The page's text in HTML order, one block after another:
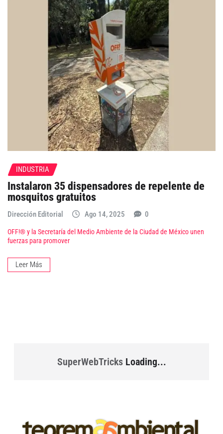
INDUSTRIA
Instalaron 35 dispensadores de repelente de
mosquitos gratuitos
Dirección Editorial Ago 14, 2025 0
OFF!® y la Secretaría del Medio Ambiente de la Ciudad de México unen
fuerzas para promover
Leer Más
SuperWebTricksLoading...